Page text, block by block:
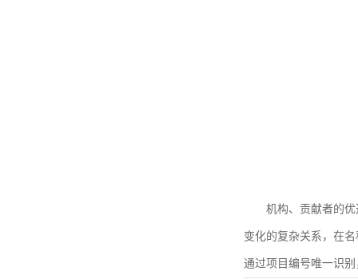
机构、贡献者的
变化的复杂关系，在
通过项目编号唯一识